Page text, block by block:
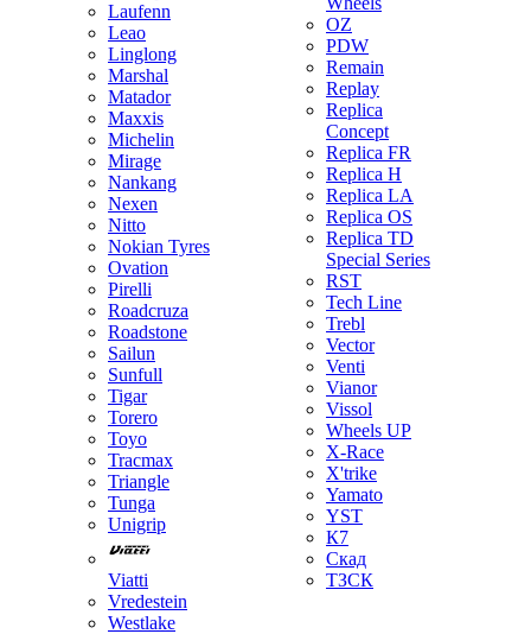
Laufenn
Leao
Linglong
Marshal
Matador
Maxxis
Michelin
Mirage
Nankang
Nexen
Nitto
Nokian Tyres
Ovation
Pirelli
Roadcruza
Roadstone
Sailun
Sunfull
Tigar
Torero
Toyo
Tracmax
Triangle
Tunga
Unigrip
Viatti
Vredestein
Westlake
OZ
PDW
Remain
Replay
Replica
Concept
Replica FR
Replica H
Replica LA
Replica OS
Replica TD
Special Series
RST
Tech Line
Trebl
Vector
Venti
Vianor
Vissol
Wheels UP
X-Race
X'trike
Yamato
YST
К7
Скад
ТЗСК